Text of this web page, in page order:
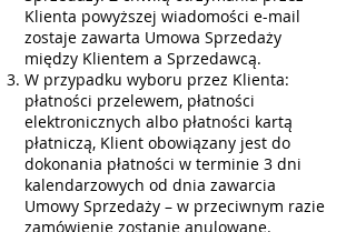
Klienta powyższej wiadomości e-mail
zostaje zawarta Umowa Sprzedaży
między Klientem a Sprzedawcą.
W przypadku wyboru przez Klienta:
płatności przelewem, płatności
elektronicznych albo płatności kartą
płatniczą, Klient obowiązany jest do
dokonania płatności w terminie 3 dni
kalendarzowych od dnia zawarcia
Umowy Sprzedaży – w przeciwnym razie
zamówienie zostanie anulowane.